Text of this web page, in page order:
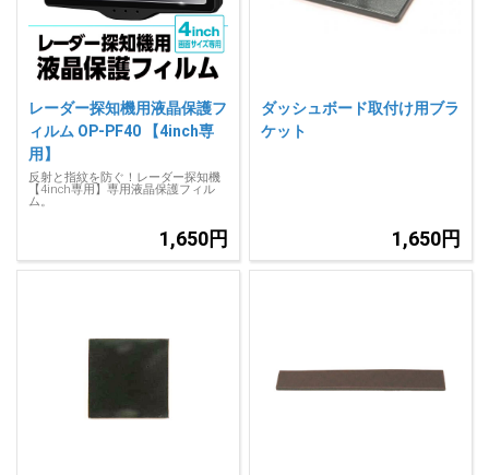
レーダー探知機用液晶保護フ
ィルム OP-PF40 【4inch専
用】
反射と指紋を防ぐ！レーダー探知機
【4inch専用】専用液晶保護フィル
ム。
1,650円
ダッシュボード取付け用ブラ
ケット
1,650円